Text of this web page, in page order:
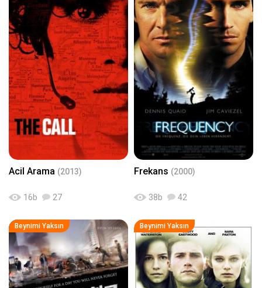
Acil Arama (2013)
16b 27
Frekans (2000)
38b 42
Beynimi Yaksın Beynimi Yaksın